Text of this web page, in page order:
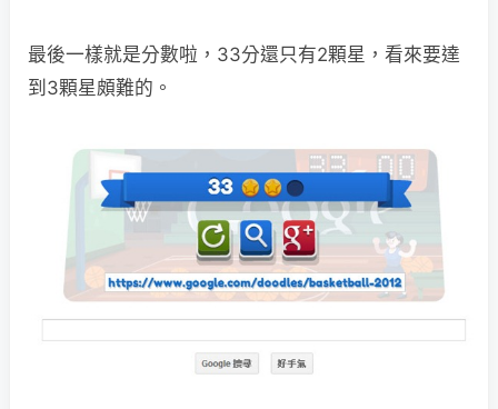
最後一樣就是分數啦，33分還只有2顆星，看來要達
到3顆星頗難的。